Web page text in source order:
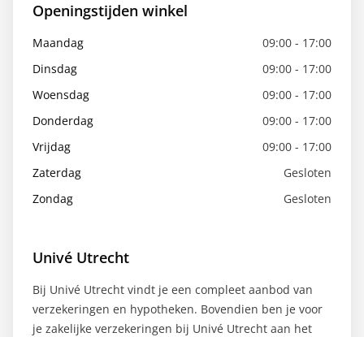
Openingstijden winkel
Maandag
09:00 - 17:00
Dinsdag
09:00 - 17:00
Woensdag
09:00 - 17:00
Donderdag
09:00 - 17:00
Vrijdag
09:00 - 17:00
Zaterdag
Gesloten
Zondag
Gesloten
Univé Utrecht
Bij Univé Utrecht vindt je een compleet aanbod van
verzekeringen en hypotheken. Bovendien ben je voor
je zakelijke verzekeringen bij Univé Utrecht aan het